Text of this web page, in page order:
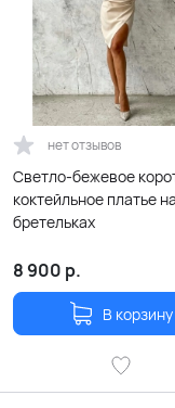
нет отзывов
Светло-бежевое
коктейльное платье на
бретельках
8 900 р.
В корзину